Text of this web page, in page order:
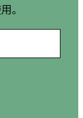
。